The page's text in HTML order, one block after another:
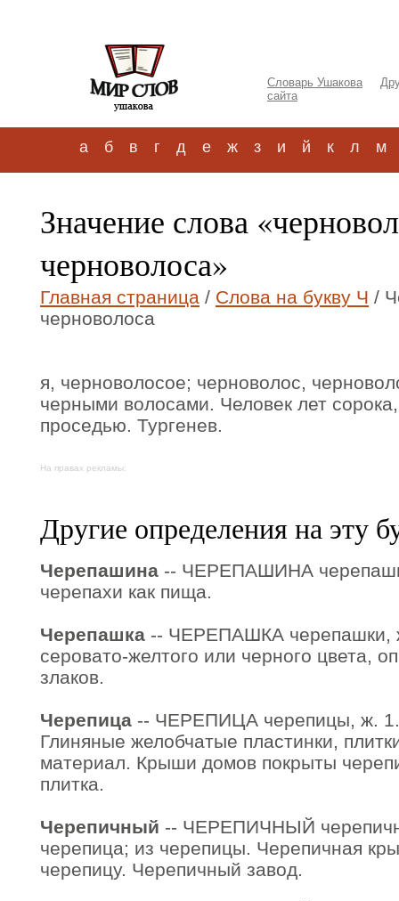
Словарь Ушакова
сайта
а б в г д е ж з и й к л м
Значение слова
черноволоса»
Главная страница / Слова на букву Ч /
черноволоса
я, черноволосое; черноволос,
черными волосами. Человек лет
проседью. Тургенев.
На правах рекламы:
Другие определения на эту
Черепашина -- ЧЕРЕПАШИНА
черепахи как пища.
Черепашка -- ЧЕРЕПАШКА черепашки,
серовато-желтого или черного цвета,
злаков.
Черепица -- ЧЕРЕПИЦА черепицы, ж. 1.
Глиняные желобчатые пластинки,
материал. Крыши домов покрыты
плитка.
Черепичный -- ЧЕРЕПИЧНЫЙ
черепица; из черепицы. Черепичная
черепицу. Черепичный завод.